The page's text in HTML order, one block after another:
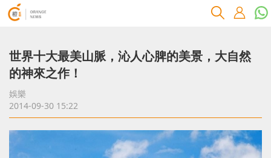
世界十大最美山脈，沁人心脾的美景，大自然
的神來之作！
娛樂
2014-09-30 15:22